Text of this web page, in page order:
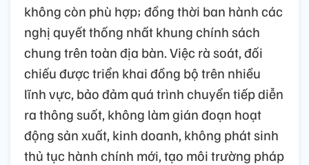
không còn phù hợp; đồng thời ban hành các
nghị quyết thống nhất khung chính sách
chung trên toàn địa bàn. Việc rà soát, đối
chiếu được triển khai đồng bộ trên nhiều
lĩnh vực, bảo đảm quá trình chuyển tiếp diễn
ra thông suốt, không làm gián đoạn hoạt
động sản xuất, kinh doanh, không phát sinh
thủ tục hành chính mới, tạo môi trường pháp